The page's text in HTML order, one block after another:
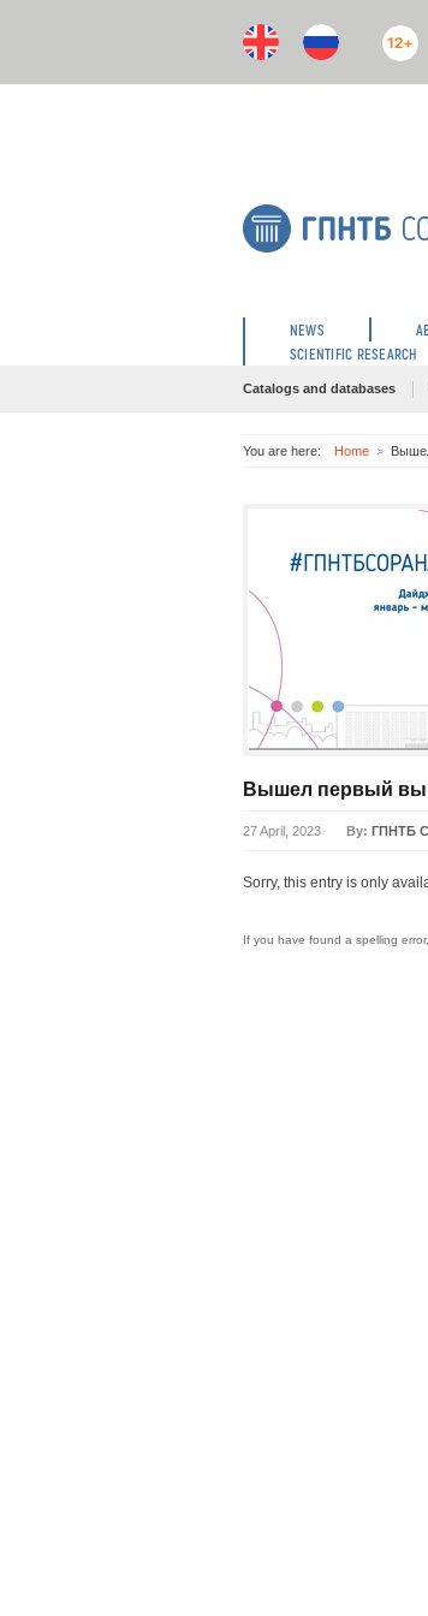
12+
NEWS
SCIENTIFIC RESEARCH
Catalogs and databases
You are here: Home
Вышел первый
27 April, 2023 By: ГПНТБ
Sorry, this entry is only
If you have found a spelling